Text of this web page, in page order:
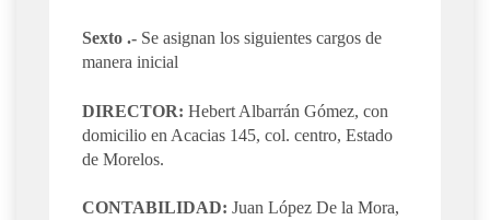
Sexto .- Se asignan los siguientes cargos de
manera inicial
DIRECTOR: Hebert Albarrán Gómez, con
domicilio en Acacias 145, col. centro, Estado
de Morelos.
CONTABILIDAD: Juan López De la Mora,